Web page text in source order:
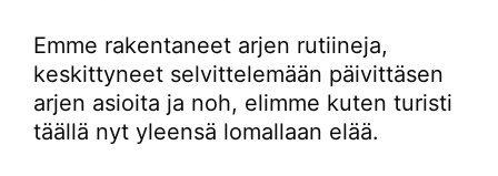
Emme rakentaneet arjen rutiineja,
keskittyneet selvittelemään päivittäsen
arjen asioita ja noh, elimme kuten turisti
täällä nyt yleensä lomallaan elää.